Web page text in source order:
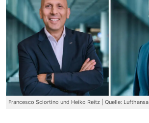
Francesco Sciortino und Heiko Reitz | Quelle: Lufthansa